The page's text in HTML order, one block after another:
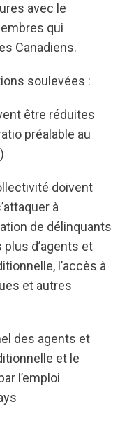
avec le
qui
Canadiens.
soulevées :
être réduites
préalable au
doivent
à
de délinquants
d’agents et
l’accès à
et autres
des agents et
et le
l’emploi